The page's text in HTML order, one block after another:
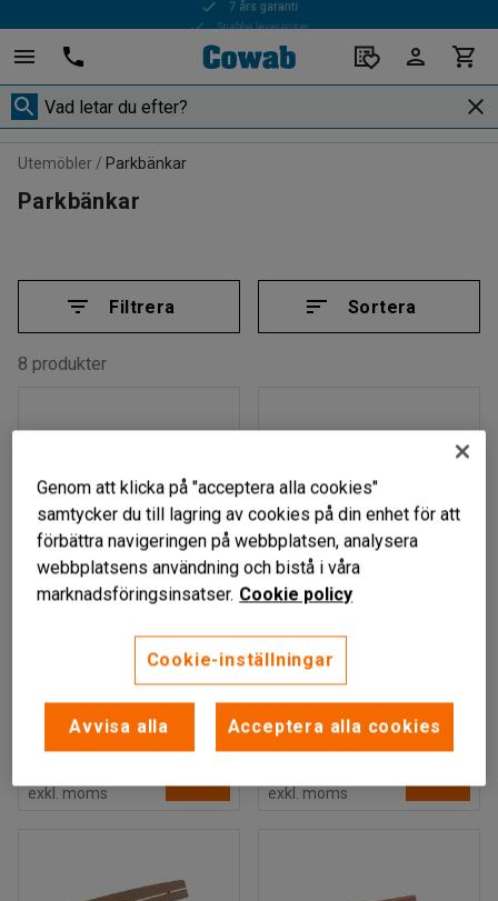
Snabba leveranser
Utemöbler Parkbänkar
Parkbänkar
Filtrera Sortera
8 produkter
Finns i flera utföranden
Parkbänk, med
ryggstöd, grå
Art. nr:51929
exkl. moms
BAUGE
Parksoffa, 2100x800,
grön/galv
Art. nr:726132
exkl. moms
Genom att klicka på "acceptera alla cookies"
samtycker du till lagring av cookies på din enhet för att
förbättra navigeringen på webbplatsen, analysera
webbplatsens användning och bistå i våra
marknadsföringsinsatser. Cookie policy
Cookie-inställningar
Avvisa alla Acceptera alla cookies